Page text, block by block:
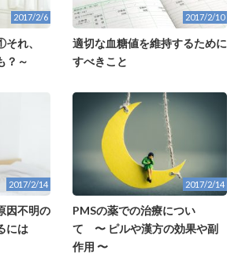
2017/2/6
れ、
？～
2017/2/10
適切な血糖値を維持するために
すべきこと
2017/2/14
因不明の
には
2017/2/14
PMSの薬での治療につい
て 〜 ピルや漢方の効果や副
作用 〜